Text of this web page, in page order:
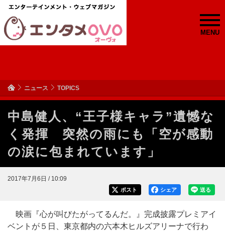
MENU
ニュース TOPICS
中島健人、“王子様キャラ”遺憾な
く発揮 突然の雨にも「空が感動
の涙に包まれています」
2017年7月6日 / 10:09
送る
シェア
ポスト
映画『心が叫びたがってるんだ。』完成披露プレミアイ
ベントが５日、東京都内の六本木ヒルズアリーナで行わ